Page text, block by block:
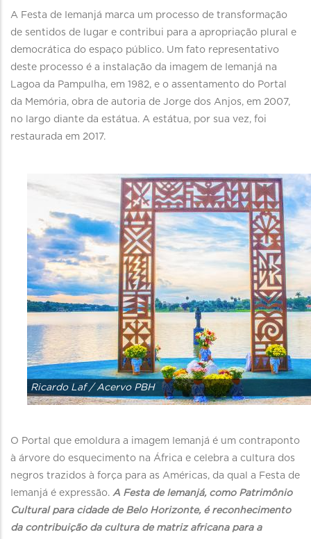
A Festa de Iemanjá marca um processo de transformação
de sentidos de lugar e contribui para a apropriação plural e
democrática do espaço público. Um fato representativo
deste processo é a instalação da imagem de Iemanjá na
Lagoa da Pampulha, em 1982, e o assentamento do Portal
da Memória, obra de autoria de Jorge dos Anjos, em 2007,
no largo diante da estátua. A estátua, por sua vez, foi
restaurada em 2017.
Ricardo Laf / Acervo PBH
O Portal que emoldura a imagem Iemanjá é um contraponto
à árvore do esquecimento na África e celebra a cultura dos
negros trazidos à força para as Américas, da qual a Festa de
Iemanjá é expressão. A Festa de Iemanjá, como Patrimônio
Cultural para cidade de Belo Horizonte, é reconhecimento
da contribuição da cultura de matriz africana para a